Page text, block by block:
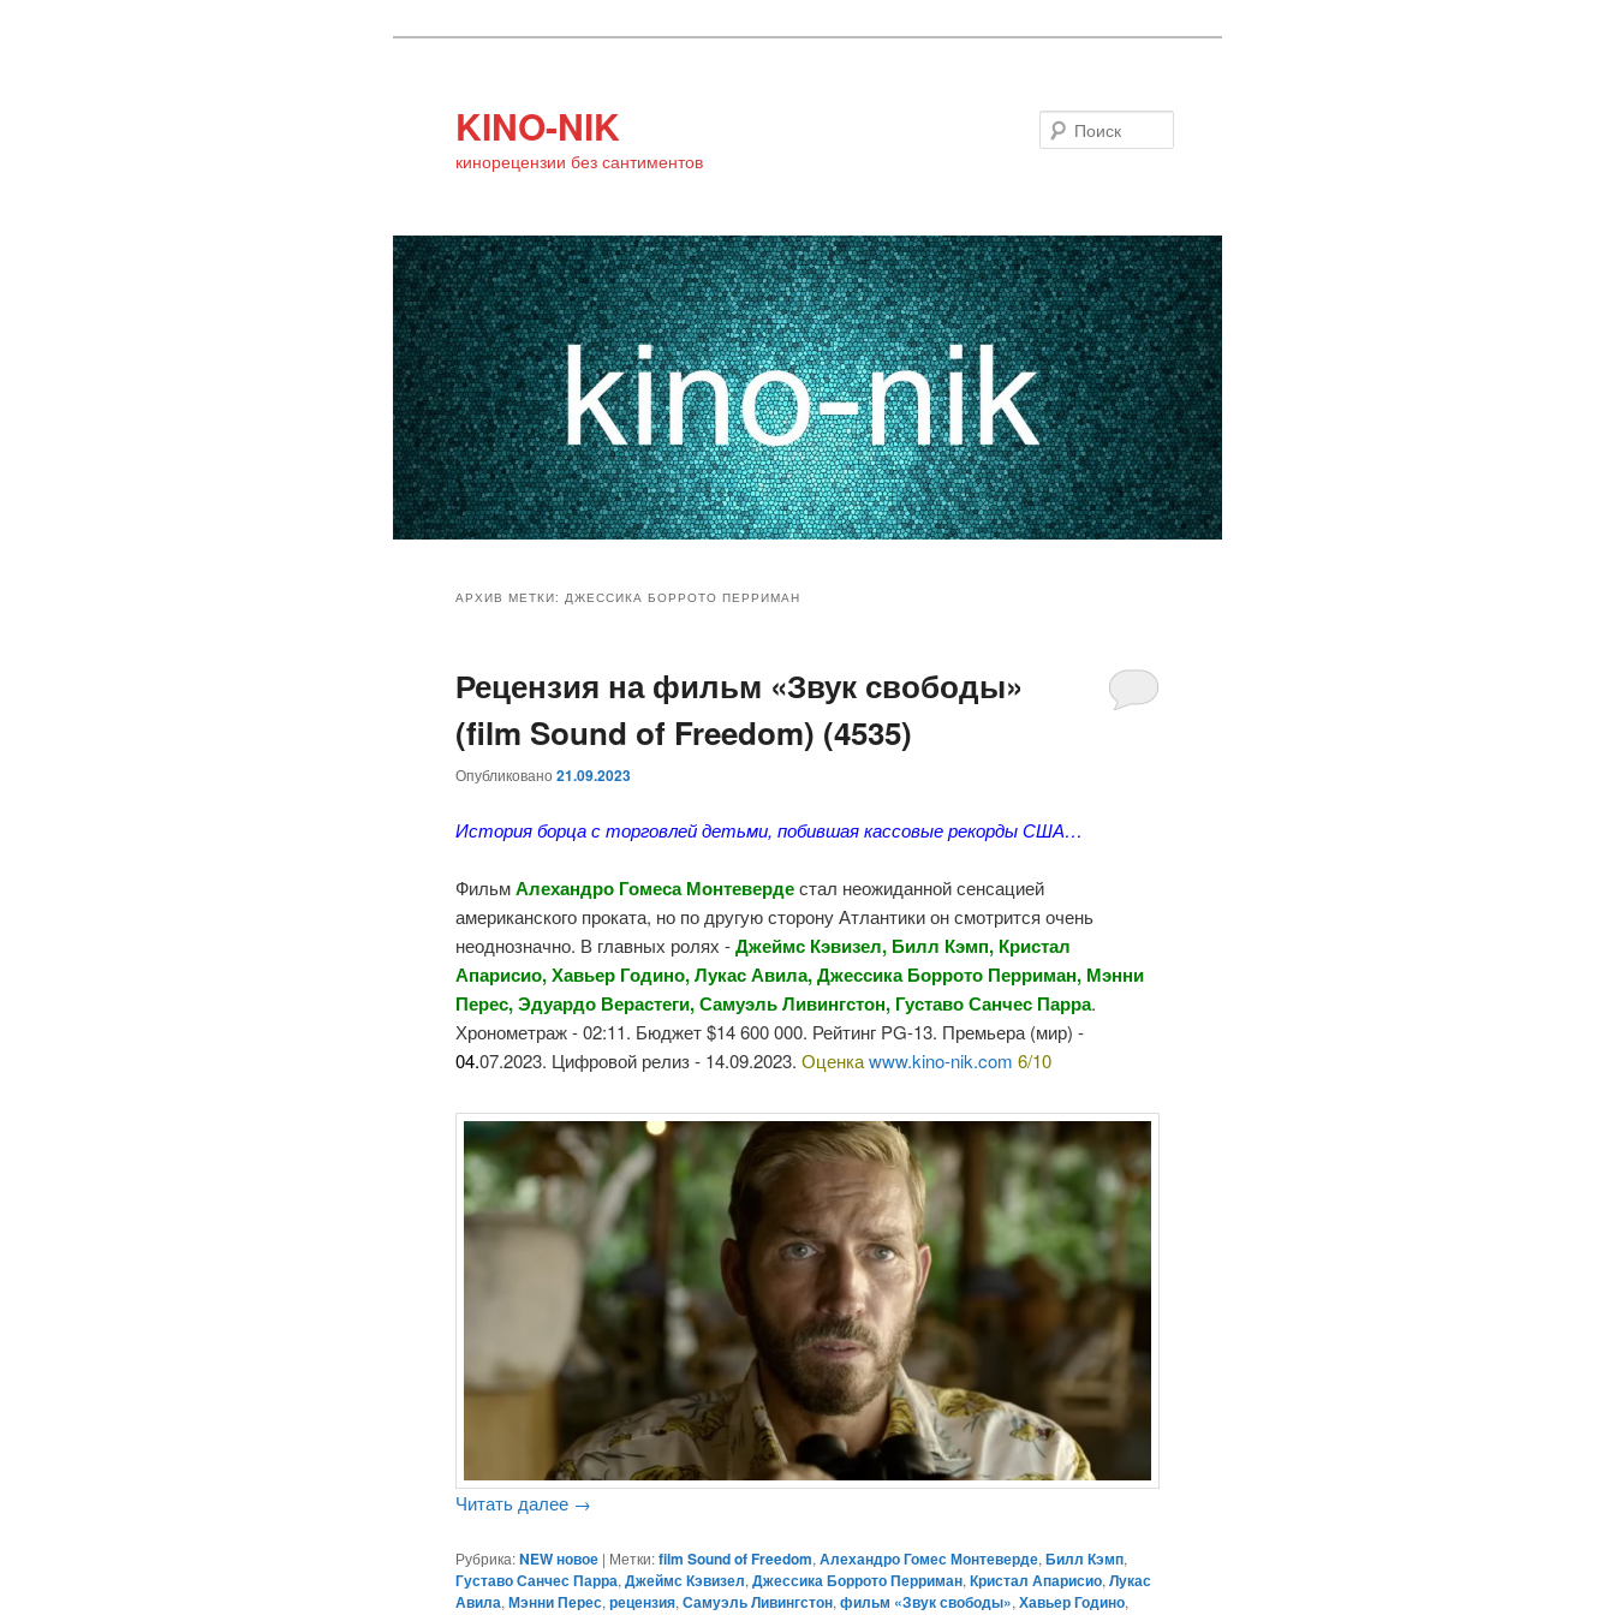
KINO-NIK
кинорецензии без сантиментов
основному
содержимому
дополнительному
содержимому
АРХИВ МЕТКИ: ДЖЕССИКА БОРРОТО ПЕРРИМАН
Рецензия на фильм «Звук свободы»
(film Sound of Freedom) (4535)
Опубликовано21.09.2023
История борца с торговлей детьми, побившая кассовые рекорды США…
ФильмАлехандро ГомесаМонтевердестал неожиданной сенсацией
американского проката, но по другую сторону Атлантики он смотрится очень
неоднозначно. В главных ролях -Джеймс Кэвизел, Билл Кэмп, Кристал
Апарисио,Хавьер Годино, Лукас Авила, Джессика Боррото Перриман, Мэнни
Перес,Эдуардо Верастеги, Самуэль Ливингстон, Густаво Санчес Парра.
Хронометраж - 02:11. Бюджет$14 600 000. Рейтинг PG-13. Премьера (мир) -
04.07.2023. Цифровой релиз - 14.09.2023.Оценкаwww.kino-nik.com 6/10
Читать далее →
Рубрика: NEW новое | Метки: film Sound of Freedom,Алехандро Гомес Монтеверде,Билл Кэмп,
Густаво Санчес Парра,Джеймс Кэвизел,Джессика Боррото Перриман,Кристал Апарисио,Лукас
Авила,Мэнни Перес,рецензия,Самуэль Ливингстон,фильм «Звук свободы»,Хавьер Годино,